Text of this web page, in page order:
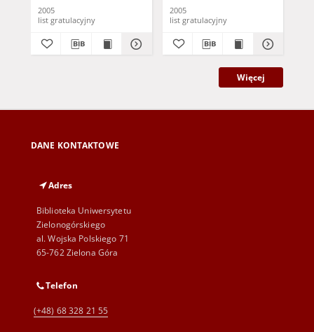
2005
list gratulacyjny
2005
list gratulacyjny
Więcej
DANE KONTAKTOWE
Adres
Biblioteka Uniwersytetu
Zielonogórskiego
al. Wojska Polskiego 71
65-762 Zielona Góra
Telefon
(+48) 68 328 21 55